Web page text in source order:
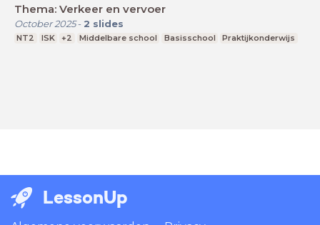
Thema: Verkeer en vervoer
October 2025- 2 slides
NT2 ISK +2 Middelbare school Basisschool Praktijkonderwijs
LessonUp